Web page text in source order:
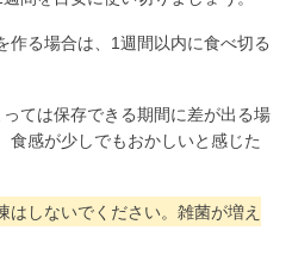
作る場合は、1週間以内に食べ切る
ては保存できる期間に差が出る場
食感が少しでもおかしいと感じた
はしないでください。雑菌が増え